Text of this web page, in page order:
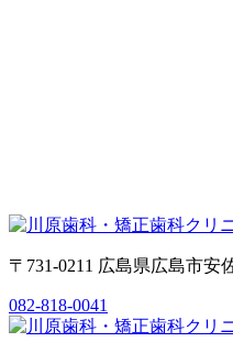
〒731-0211 広島県広島市安
082-818-0041